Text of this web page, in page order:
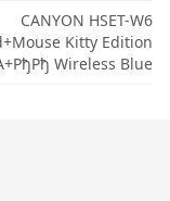
CANYON HSET-W6
Kitty Edition
Wireless Blue